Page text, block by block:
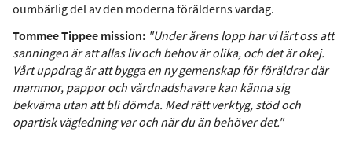
oumbärlig del av den moderna förälderns vardag.
Tommee Tippee mission: "Under årens lopp har vi lärt oss att
sanningen är att allas liv och behov är olika, och det är okej.
Vårt uppdrag är att bygga en ny gemenskap för föräldrar där
mammor, pappor och vårdnadshavare kan känna sig
bekväma utan att bli dömda. Med rätt verktyg, stöd och
opartisk vägledning var och när du än behöver det."